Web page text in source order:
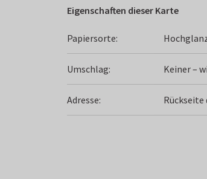
Eigenschaften dieser Karte
Papiersorte:
Umschlag: Keiner –
Adresse: Rückseite